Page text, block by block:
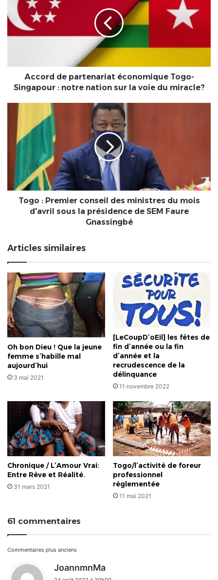
partenariat
économique
Togo-
Singapour
nation
Accord de partenariat économique Togo-
Singapour : notre nation sur la voie du miracle?
Togo
conseil
mois
d'avril
Faure
Gnassingbé
Togo : Premier conseil des ministres du mois
d'avril sous la présidence de SEM Faure
Gnassingbé
Articles similaires
Oh bon Dieu ! Que la jeune
femme s’habille mal
aujourd’hui
3 mai 2021
[LeCoupD’oEil] les fêtes de
fin d’année ou la fin
d’année et la
recrudescence de la
délinquance
11 novembre 2022
Chronique / L’Amour Vrai:
Entre Rêve et Réalité.
31 mars 2021
Togo/l’activité de foreur
professionnel
réglementée
11 mai 2021
61 commentaires
Navigation
dans
Commentaires plus anciens
JoannmnMa